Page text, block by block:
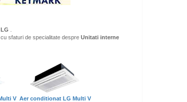
sfaturi de specialitate despre Unitati interne
V Aer conditionat LG Multi V